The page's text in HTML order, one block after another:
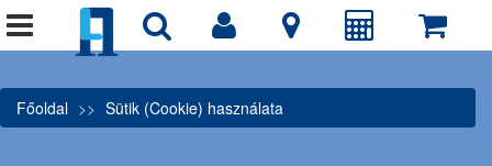
Főoldal Sütik (Cookie) használata